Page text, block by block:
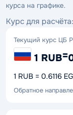
курса на графике.
Курс для расчёта:
Текущий курс ЦБ
1 RUB=
1 RUB = 0.6116
Обратное